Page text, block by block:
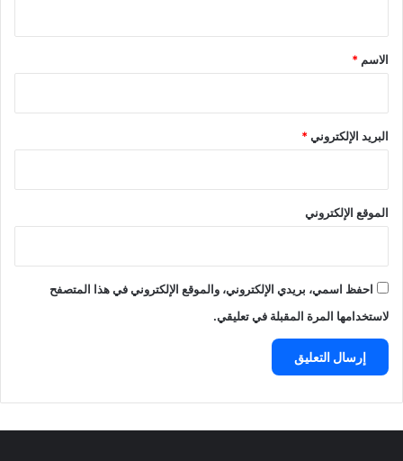
*
الاسم *
البريد الإلكتروني*
الموقع الإلكتروني
احفظ اسمي، بريدي الإلكتروني، والموقع الإلكتروني في هذا المتصفح
لاستخدامها المرة المقبلة في تعليقي.